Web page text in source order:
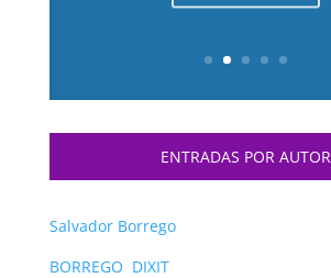
ENTRADAS POR AUTOR
Salvador Borrego
BORREGO DIXIT